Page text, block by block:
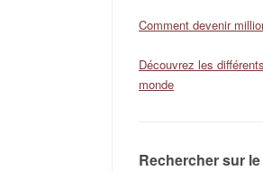
Comment devenir
Découvrez les
monde
Rechercher sur